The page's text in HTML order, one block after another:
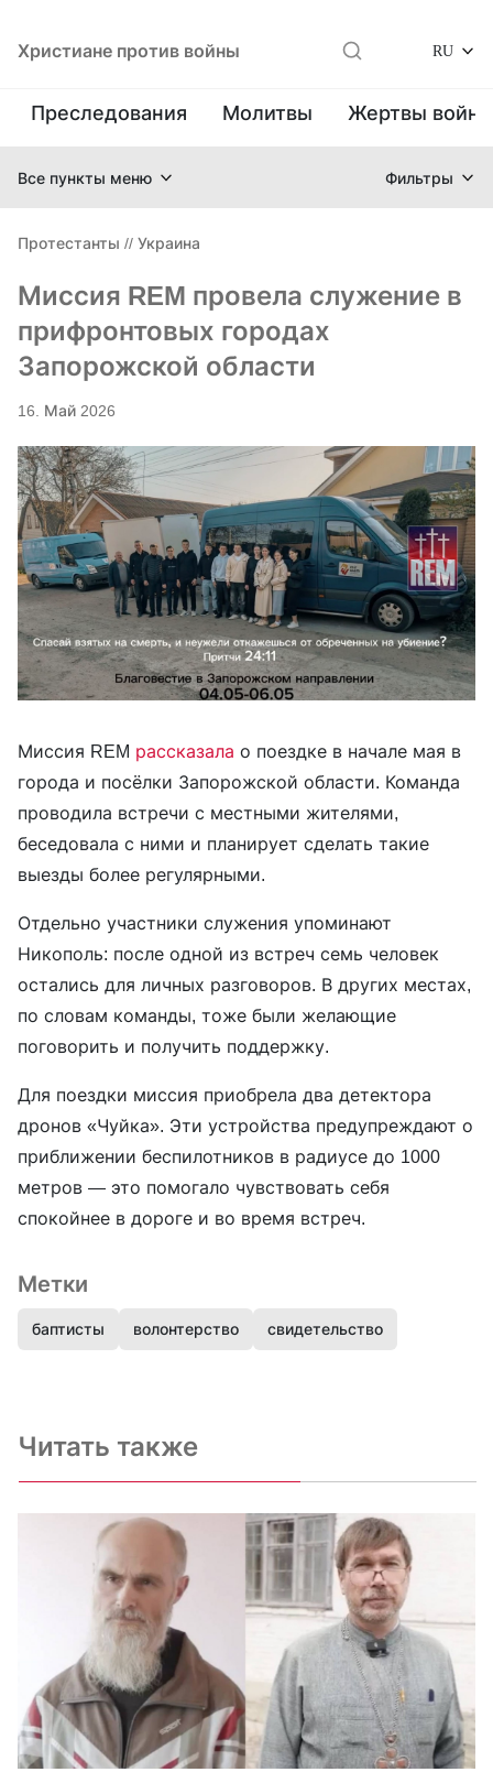
Христиане против войны RU
Преследования Молитвы Жертвы
Все пункты меню Фильтры
Протестанты // Украина
Миссия REM провела служение в
прифронтовых городах
Запорожской области
16. Май 2026
Миссия REM рассказала о поездке в начале мая в
города и посёлки Запорожской области. Команда
проводила встречи с местными жителями,
беседовала с ними и планирует сделать такие
выезды более регулярными.
Отдельно участники служения упоминают
Никополь: после одной из встреч семь человек
остались для личных разговоров. В других местах,
по словам команды, тоже были желающие
поговорить и получить поддержку.
Для поездки миссия приобрела два детектора
дронов «Чуйка». Эти устройства предупреждают о
приближении беспилотников в радиусе до 1000
метров — это помогало чувствовать себя
спокойнее в дороге и во время встреч.
Метки
баптисты волонтерство свидетельство
Читать также